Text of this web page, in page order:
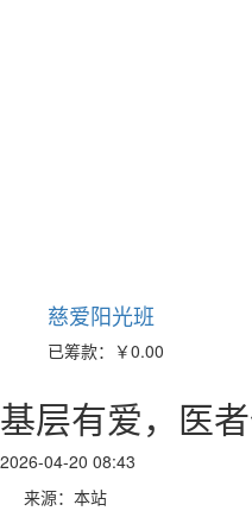
慈爱阳光班
已筹款： ￥0.00
基层有爱，医
2026-04-20 08:43
来源：本站